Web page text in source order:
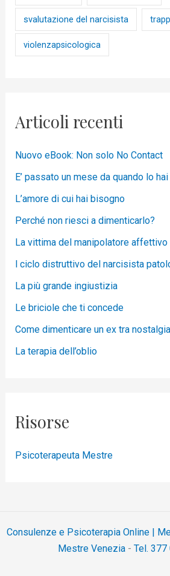
svalutazione del narcisista
violenzapsicologica
Articoli recenti
Nuovo eBook: Non solo No Contact
E’ passato un mese da quando lo
L’amore di cui hai bisogno
Perché non riesci a dimenticarlo?
La vittima del manipolatore affettivo
l ciclo distruttivo del narcisista
La più grande ingiustizia
Le briciole che ti concede
Come dimenticare un ex tra
La terapia dell’oblio
Risorse
Psicoterapeuta Mestre
Consulenze e Psicoterapia Online |
Mestre Venezia - Tel.